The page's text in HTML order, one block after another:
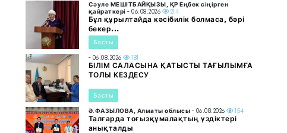
Сәуле МЕШІТБАЙҚЫЗЫ, ҚР Еңбек сіңірген
қайраткері - 06.08.2026 214
Бұл құрылтайда кәсібилік болмаса, бәрі
бекер...
Басты
- 06.08.2026 181
БІЛІМ САЛАСЫНА ҚАТЫСТЫ ТАҒЫЛЫМҒА
ТОЛЫ КЕЗДЕСУ
Басты
Ә.ФАЗЫЛОВА, Алматы облысы - 06.08.2026 154
Талғарда тоғызқұмалақтың үздіктері
анықталды